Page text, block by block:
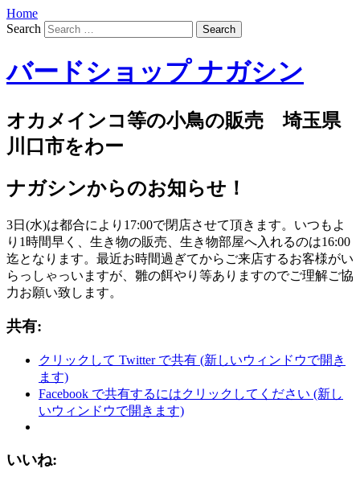
Home
Search
バードショップ ナガシン
オカメインコ等の小鳥の販売 埼玉県
川口市をわー
ナガシンからのお知らせ！
3日(水)は都合により17:00で閉店させて頂きます。いつもよ
り1時間早く、生き物の販売、生き物部屋へ入れるのは16:00
迄となります。最近お時間過ぎてからご来店するお客様がい
らっしゃっいますが、雛の餌やり等ありますのでご理解ご協
力お願い致します。
共有:
クリックして Twitter で共有 (新しいウィンドウで開き
ます)
Facebook で共有するにはクリックしてください (新し
いウィンドウで開きます)
いいね: